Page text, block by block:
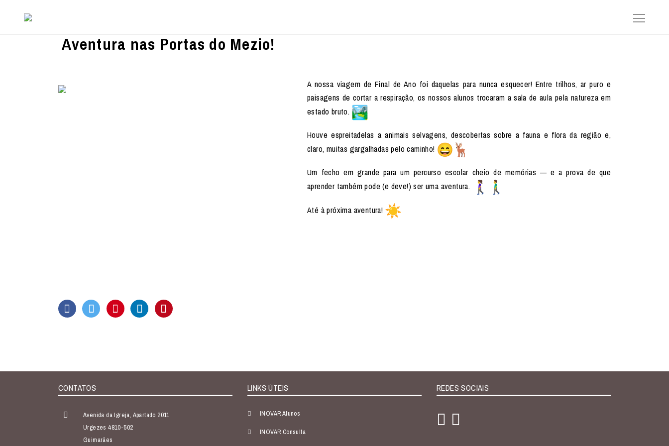
Aventura nas Portas do Mezio!
A nossa viagem de Final de Ano foi daquelas para nunca esquecer! Entre trilhos, ar puro e
paisagens de cortar a respiração, os nossos alunos trocaram a sala de aula pela natureza em
estado bruto.
Houve espreitadelas a animais selvagens, descobertas sobre a fauna e flora da região e,
claro, muitas gargalhadas pelo caminho!
Um fecho em grande para um percurso escolar cheio de memórias — e a prova de que
aprender também pode (e deve!) ser uma aventura.
Até à próxima aventura!
CONTATOS
Avenida da Igreja, Apartado 2011
Urgezes 4810-502
Guimarães
LINKS ÚTEIS
INOVAR Alunos
INOVAR Consulta
REDES SOCIAIS